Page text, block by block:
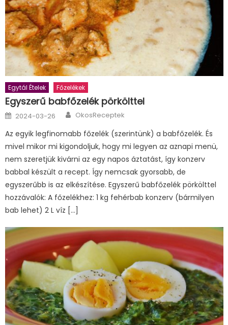
Egytál Ételek Főzelékek
Egyszerű babfőzelék pörkölttel
Posted
on
2024-03-26 Author
OkosReceptek
Az egyik legfinomabb főzelék (szerintünk) a babfőzelék. És
mivel mikor mi kigondoljuk, hogy mi legyen az aznapi menü,
nem szeretjük kivárni az egy napos áztatást, így konzerv
babbal készült a recept. Így nemcsak gyorsabb, de
egyszerűbb is az elkészítése. Egyszerű babfőzelék pörkölttel
hozzávalók: A főzelékhez: 1 kg fehérbab konzerv (bármilyen
bab lehet) 2 L víz […]